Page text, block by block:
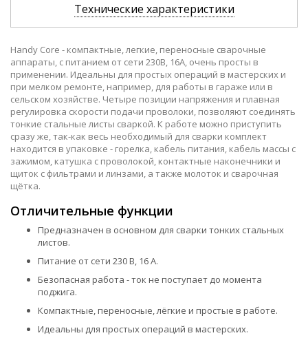
Технические характеристики
Handy Core - компактные, легкие, переносные сварочные
аппараты, с питанием от сети 230В, 16А, очень просты в
применении. Идеальны для простых операций в мастерских и
при мелком ремонте, например, для работы в гараже или в
сельском хозяйстве. Четыре позиции напряжения и плавная
регулировка скорости подачи проволоки, позволяют соединять
тонкие стальные листы сваркой. К работе можно приступить
сразу же, так-как весь необходимый для сварки комплект
находится в упаковке - горелка, кабель питания, кабель массы с
зажимом, катушка с проволокой, контактные наконечники и
щиток с фильтрами и линзами, а также молоток и сварочная
щётка.
Отличительные функции
Предназначен в основном для сварки тонких стальных
листов.
Питание от сети 230 В, 16 А.
Безопасная работа - ток не поступает до момента
поджига.
Компактные, переносные, лёгкие и простые в работе.
Идеальны для простых операций в мастерских.